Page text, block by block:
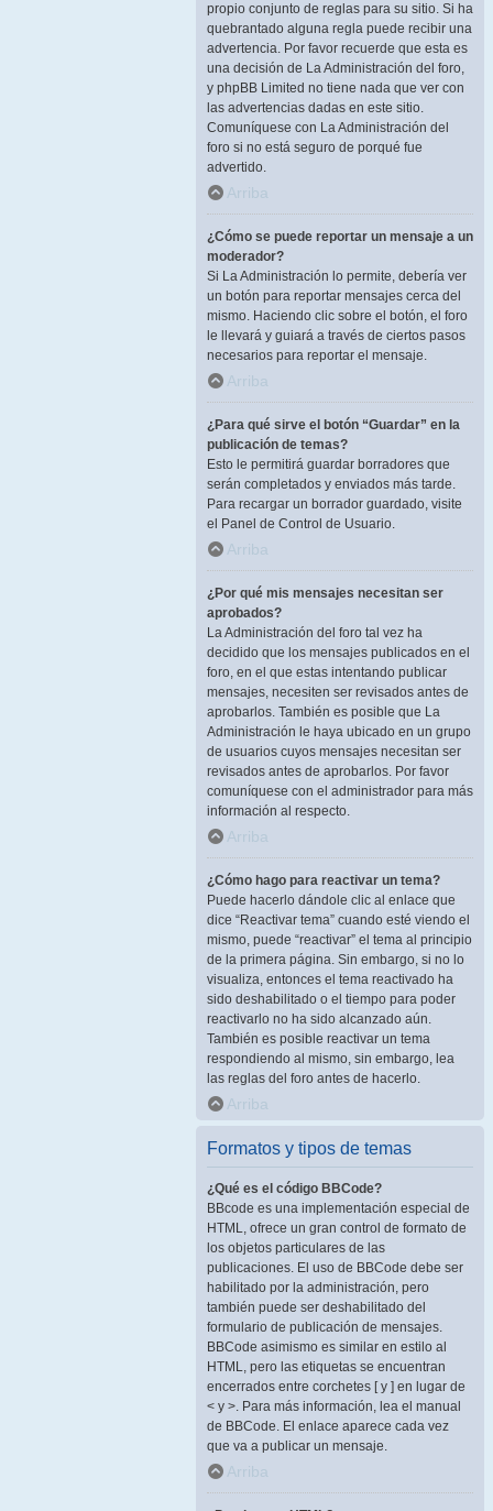
propio conjunto de reglas para su sitio. Si ha
quebrantado alguna regla puede recibir una
advertencia. Por favor recuerde que esta es
una decisión de La Administración del foro,
y phpBB Limited no tiene nada que ver con
las advertencias dadas en este sitio.
Comuníquese con La Administración del
foro si no está seguro de porqué fue
advertido.
Arriba
¿Cómo se puede reportar un mensaje a un
moderador?
Si La Administración lo permite, debería ver
un botón para reportar mensajes cerca del
mismo. Haciendo clic sobre el botón, el foro
le llevará y guiará a través de ciertos pasos
necesarios para reportar el mensaje.
Arriba
¿Para qué sirve el botón “Guardar” en la
publicación de temas?
Esto le permitirá guardar borradores que
serán completados y enviados más tarde.
Para recargar un borrador guardado, visite
el Panel de Control de Usuario.
Arriba
¿Por qué mis mensajes necesitan ser
aprobados?
La Administración del foro tal vez ha
decidido que los mensajes publicados en el
foro, en el que estas intentando publicar
mensajes, necesiten ser revisados antes de
aprobarlos. También es posible que La
Administración le haya ubicado en un grupo
de usuarios cuyos mensajes necesitan ser
revisados antes de aprobarlos. Por favor
comuníquese con el administrador para más
información al respecto.
Arriba
¿Cómo hago para reactivar un tema?
Puede hacerlo dándole clic al enlace que
dice “Reactivar tema” cuando esté viendo el
mismo, puede “reactivar” el tema al principio
de la primera página. Sin embargo, si no lo
visualiza, entonces el tema reactivado ha
sido deshabilitado o el tiempo para poder
reactivarlo no ha sido alcanzado aún.
También es posible reactivar un tema
respondiendo al mismo, sin embargo, lea
las reglas del foro antes de hacerlo.
Arriba
Formatos y tipos de temas
¿Qué es el código BBCode?
BBcode es una implementación especial de
HTML, ofrece un gran control de formato de
los objetos particulares de las
publicaciones. El uso de BBCode debe ser
habilitado por la administración, pero
también puede ser deshabilitado del
formulario de publicación de mensajes.
BBCode asimismo es similar en estilo al
HTML, pero las etiquetas se encuentran
encerrados entre corchetes [ y ] en lugar de
< y >. Para más información, lea el manual
de BBCode. El enlace aparece cada vez
que va a publicar un mensaje.
Arriba